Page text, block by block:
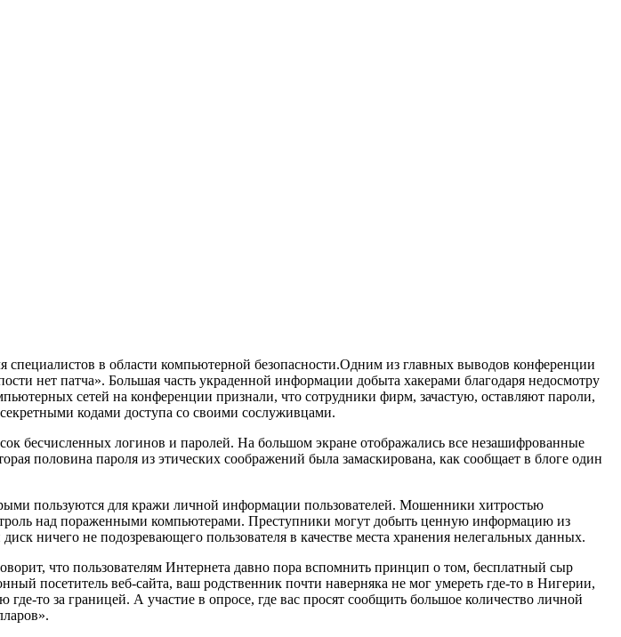
в области компьютерной безопасности.Одним из главных выводов конференции
нет патча». Большая часть украденной информации добыта хакерами благодаря недосмотру
сетей на конференции признали, что сотрудники фирм, зачастую, оставляют пароли,
кодами доступа со своими сослуживцами.
бесчисленных логинов и паролей. На большом экране отображались все незашифрованные
половина пароля из этических соображений была замаскирована, как сообщает в блоге один
пользуются для кражи личной информации пользователей. Мошенники хитростью
над пораженными компьютерами. Преступники могут добыть ценную информацию из
ничего не подозревающего пользователя в качестве места хранения нелегальных данных.
что пользователям Интернета давно пора вспомнить принцип о том, бесплатный сыр
посетитель веб-сайта, ваш родственник почти наверняка не мог умереть где-то в Нигерии,
то за границей. А участие в опросе, где вас просят сообщить большое количество личной